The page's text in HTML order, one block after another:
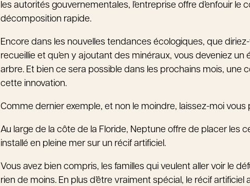
les autorités gouvernementales, l’entreprise offre d’enfouir
décomposition rapide.
Encore dans les nouvelles tendances écologiques, que
recueillie et qu’en y ajoutant des minéraux, vous deveniez un
arbre. Et bien ce sera possible dans les prochains mois, une
cette innovation.
Comme dernier exemple, et non le moindre, laissez-moi
Au large de la côte de la Floride, Neptune offre de placer les
installé en pleine mer sur un récif artificiel.
Vous avez bien compris, les familles qui veulent aller voir le
rien de moins. En plus d’être vraiment spécial, le récif